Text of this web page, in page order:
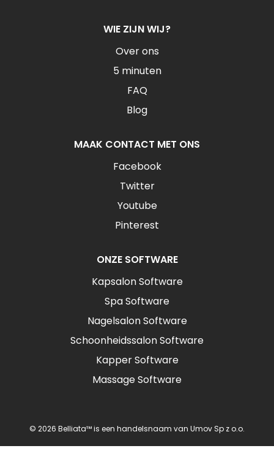
WIE ZIJN WIJ?
Over ons
5 minuten
FAQ
Blog
MAAK CONTACT MET ONS
Facebook
Twitter
Youtube
Pinterest
ONZE SOFTWARE
Kapsalon Software
Spa Software
Nagelsalon Software
Schoonheidssalon Software
Kapper Software
Massage Software
© 2026 Belliata™ is een handelsnaam van Umov Sp z o.o.